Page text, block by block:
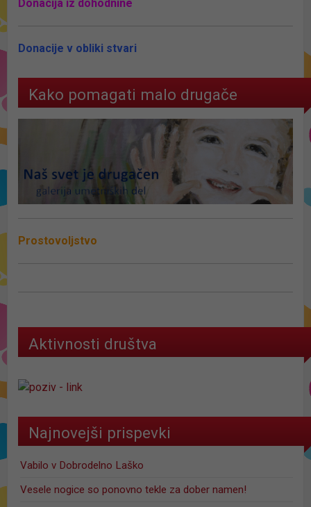
Donacija iz dohodnine
Donacije v obliki stvari
Kako pomagati malo drugače
Prostovoljstvo
Aktivnosti društva
Najnovejši prispevki
Vabilo v Dobrodelno Laško
Vesele nogice so ponovno tekle za dober namen!